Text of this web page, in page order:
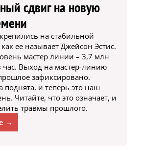
сдвиг на новую
на стабильной
ее называет Джейсон Эстис.
мастер линии – 3,7 млн
час. Выход на мастер-линию
зафиксировано.
поднята, и теперь это наш
Читайте, что это означает, и
травмы прошлого.
→